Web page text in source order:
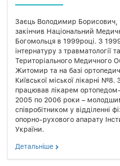
Заєць Володимир Борисович,
закінчив Національний
Богомольця в 1999році. З
інтернатуру з травматології
Територіального Медичного
Житомир та на базі
Київської міської лікарні
працював лікарем
2005 по 2006 роки –
співробітником у відділенні
опорно-рухового апарату
України.
Детальнiше